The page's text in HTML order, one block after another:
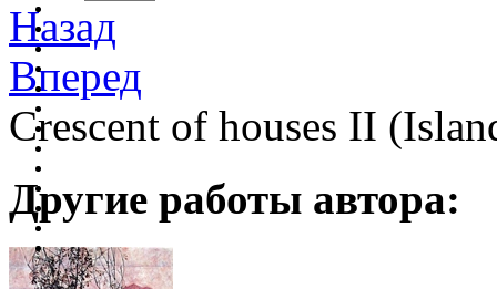
Назад
Вперед
Crescent of houses II
Другие работы автора: